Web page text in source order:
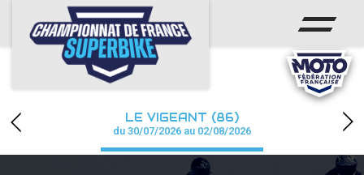
ACCUEIL
CHAMPIONNAT
CALENDRIERLE VIGEANT (86)
du 30/07/2026 au 02/08/2026